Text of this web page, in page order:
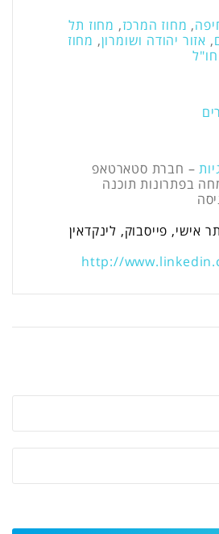
, מחוז המרכז, מחוז תל
, אזור יהודה ושומרון, מחוז
חו"ל
– חברת סטארטאפ
בפתרונות תוכנה
אתר אישי, פייסבוק, לינקדאין
http://